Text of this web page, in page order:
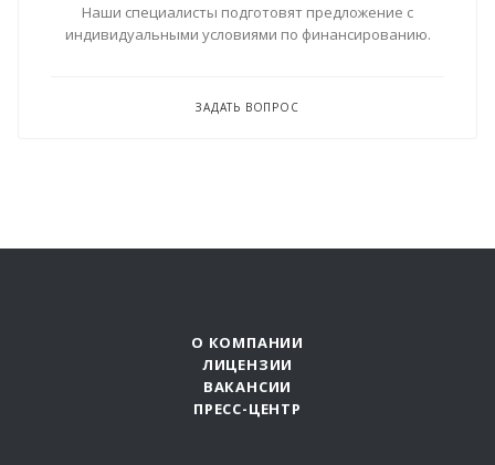
Наши специалисты подготовят предложение с
индивидуальными условиями по финансированию.
ЗАДАТЬ ВОПРОС
О КОМПАНИИ
ЛИЦЕНЗИИ
ВАКАНСИИ
ПРЕСС-ЦЕНТР